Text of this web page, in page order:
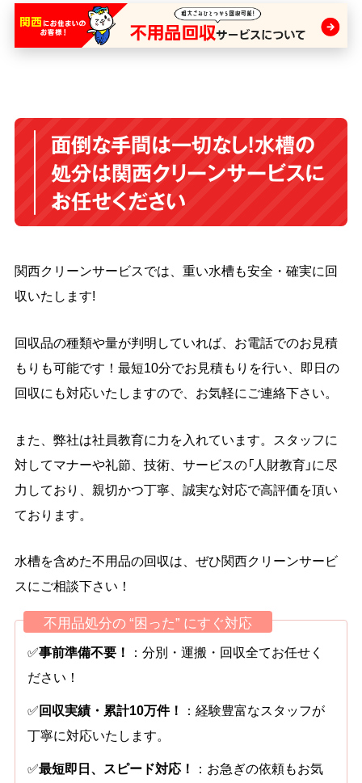
面倒な手間は一切なし！水槽の
処分は関西クリーンサービスに
お任せください
関西クリーンサービスでは、重い水槽も安全・確実に回
収いたします!
回収品の種類や量が判明していれば、お電話でのお見積
もりも可能です！最短10分でお見積もりを行い、即日の
回収にも対応いたしますので、お気軽にご連絡下さい。
また、弊社は社員教育に力を入れています。スタッフに
対してマナーや礼節、技術、サービスの「人財教育」に尽
力しており、親切かつ丁寧、誠実な対応で高評価を頂い
ております。
水槽を含めた不用品の回収は、ぜひ関西クリーンサービ
スにご相談下さい！
不用品処分の “困った” にすぐ対応
✅事前準備不要！ ：分別・運搬・回収全てお任せく
ださい！
✅回収実績・累計10万件！ ：経験豊富なスタッフが
丁寧に対応いたします。
✅最短即日、スピード対応！ ：お急ぎの依頼もお気